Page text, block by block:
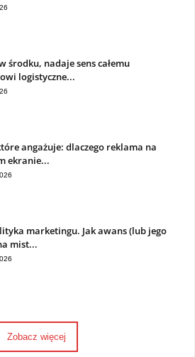
środku, nadaje sens całemu
logistyczne...
angażuje: dlaczego reklama na
ekranie...
marketingu. Jak awans (lub jego
mist...
Zobacz więcej